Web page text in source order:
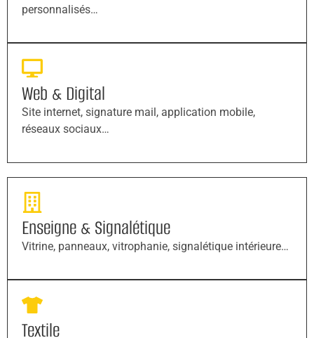
personnalisés…
Web & Digital
Site internet, signature mail, application mobile,
réseaux sociaux…
Enseigne & Signalétique
Vitrine, panneaux, vitrophanie, signalétique intérieure…
Textile